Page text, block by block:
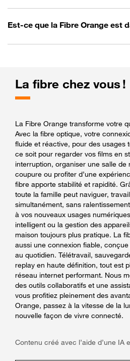
Est-ce que la Fibre Orange est
La fibre chez vous !
La Fibre Orange transforme votre
Avec la fibre optique, votre
fluide et réactive, pour des usages
ce soit pour regarder vos films en
interruption, organiser une salle de
coupure ou profiter d’une
fibre apporte stabilité et rapidité.
toute la famille peut naviguer,
simultanément, sans
à vos nouveaux usages
intelligent ou la gestion des
maison toujours plus pratique. La
aussi une connexion fiable,
au quotidien. Télétravail,
replay en haute définition, tout est
réseau internet performant. Nous
des outils collaboratifs et une
vous profitiez pleinement des
Orange, passez à la vitesse de la
nouvelle façon de vivre connecté.
Contenu créé avec l’aide d’une IA